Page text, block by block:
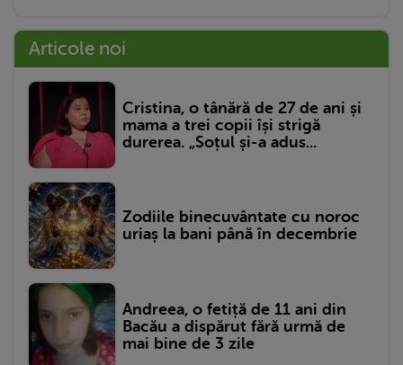
Articole noi
Cristina, o tânără de 27 de ani și
mama a trei copii își strigă
durerea. „Soțul și-a adus...
Zodiile binecuvântate cu noroc
uriaș la bani până în decembrie
Andreea, o fetiță de 11 ani din
Bacău a dispărut fără urmă de
mai bine de 3 zile